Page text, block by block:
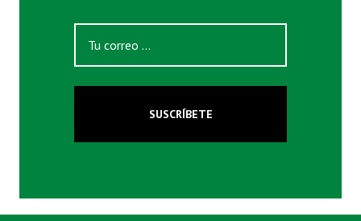
SUSCRÍBETE